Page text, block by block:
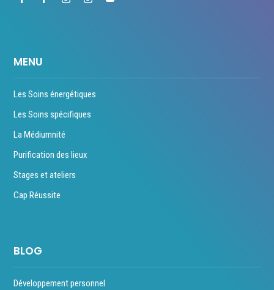
MENU
Les Soins énergétiques
Les Soins spécifiques
La Médiumnité
Purification des lieux
Stages et ateliers
Cap Réussite
BLOG
Développement personnel